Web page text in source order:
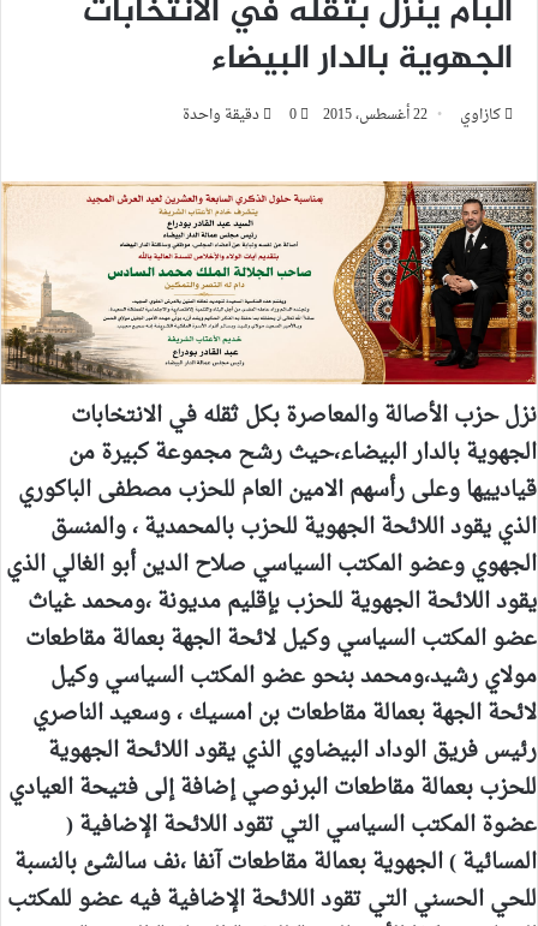
البام ينزل بثقله في الانتخابات
الجهوية بالدار البيضاء
كازاوي 22 أغسطس، 2015 0 دقيقة واحدة
نزل حزب الأصالة والمعاصرة بكل ثقله في الانتخابات
الجهوية بالدار البيضاء،حيث رشح مجموعة كبيرة من
قيادييها وعلى رأسهم الامين العام للحزب مصطفى الباكوري
الذي يقود اللائحة الجهوية للحزب بالمحمدية ، والمنسق
الجهوي وعضو المكتب السياسي صلاح الدين أبو الغالي الذي
يقود اللائحة الجهوية للحزب بإقليم مديونة ،ومحمد غياث
عضو المكتب السياسي وكيل لائحة الجهة بعمالة مقاطعات
مولاي رشيد،ومحمد بنحو عضو المكتب السياسي وكيل
لائحة الجهة بعمالة مقاطعات بن امسيك ، وسعيد الناصري
رئيس فريق الوداد البيضاوي الذي يقود اللائحة الجهوية
للحزب بعمالة مقاطعات البرنوصي إضافة إلى فتيحة العيادي
عضوة المكتب السياسي التي تقود اللائحة الإضافية (
المسائية ) الجهوية بعمالة مقاطعات آنفا ،نف سالشئ بالنسبة
للحي الحسني التي تقود اللائحة الإضافية فيه عضو للمكتب